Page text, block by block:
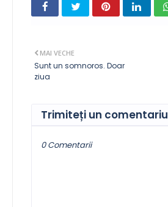
MAI VECHE
Sunt un somnoros. Doar
ziua
Trimiteți un comentariu
0 Comentarii